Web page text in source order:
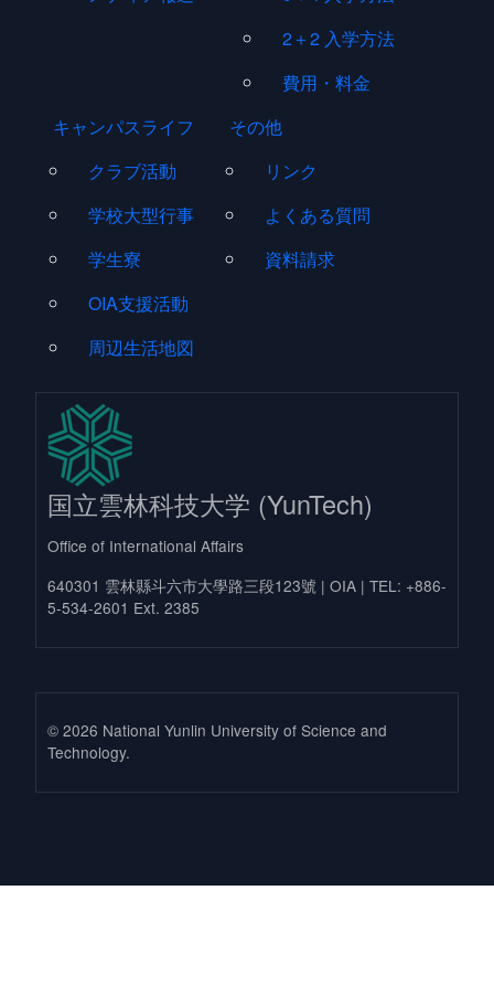
2＋2 入学方法
費用・料金
キャンパスライフ
クラブ活動
学校大型行事
学生寮
OIA支援活動
周辺生活地図
その他
リンク
よくある質問
資料請求
国立雲林科技大学 (YunTech)
Office of International Affairs
640301 雲林縣斗六市大學路三段123號 | OIA | TEL: +886-
5-534-2601 Ext. 2385
© 2026 National Yunlin University of Science and
Technology.